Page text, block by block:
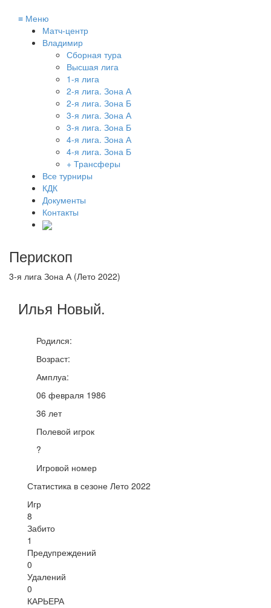
≡ Меню
Матч-центр
Владимир
Сборная тура
Высшая лига
1-я лига
2-я лига. Зона А
2-я лига. Зона Б
3-я лига. Зона А
3-я лига. Зона Б
4-я лига. Зона А
4-я лига. Зона Б
+ Трансферы
Все турниры
КДК
Документы
Контакты
Перископ
3-я лига Зона А (Лето 2022)
Илья Новый.
Родился:
Возраст:
Амплуа:
06 февраля 1986
36 лет
Полевой игрок
?
Игровой номер
Статистика в сезоне Лето 2022
Игр
8
Забито
1
Предупреждений
0
Удалений
0
КАРЬЕРА